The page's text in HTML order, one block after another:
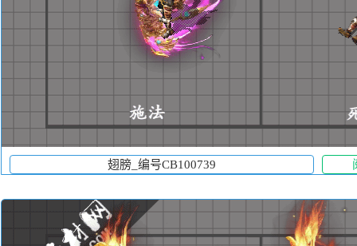
翅膀_编号CB100739